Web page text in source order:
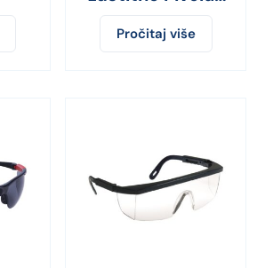
TM
Pročitaj više